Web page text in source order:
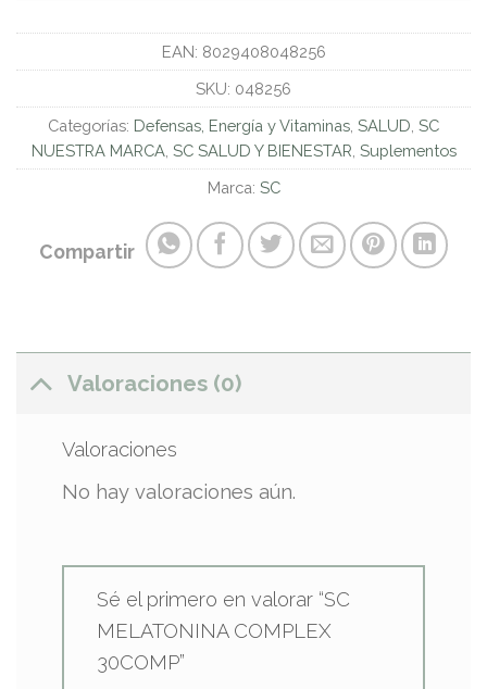
EAN: 8029408048256
SKU: 048256
Categorías: Defensas, Energía y Vitaminas SALUD SC
NUESTRA MARCA, SC SALUD Y BIENESTAR Suplementos
Marca: SC
Compartir
Valoraciones (0)
Valoraciones
No hay valoraciones aún.
Sé el primero en valorar “SC
MELATONINA COMPLEX
30COMP”